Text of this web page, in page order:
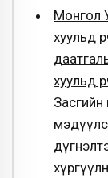
Монгол
хуульд
хуульд
Засгийн